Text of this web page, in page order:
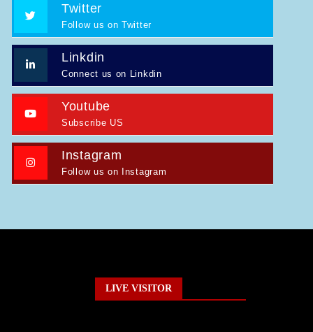
Twitter
Follow us on Twitter
Linkdin
Connect us on Linkdin
Youtube
Subscribe US
Instagram
Follow us on Instagram
LIVE VISITOR